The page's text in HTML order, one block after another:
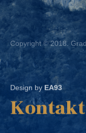
Copyright © 2018.
Design byEA93
Kontakt